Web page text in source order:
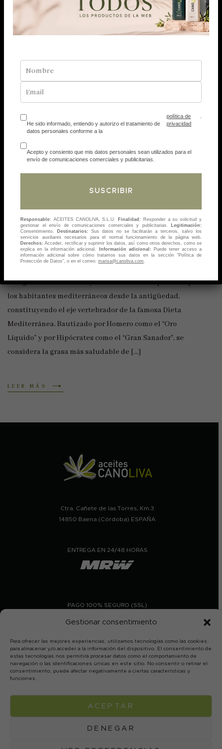
Gestionar consentimiento
Para ofrecer las mejores experiencias, utilizamos tecnologías como las cookies
para almacenar y/o acceder a la información del dispositivo. El consentimiento de
estas tecnologías nos permitirá procesar datos como el comportamiento de
navegación o las identificaciones únicas en este sitio. No consentir o retirar el
consentimiento, puede afectar negativamente a ciertas características y
funciones.
ACEPTAR
DENEGAR
FEB
Salud
El AOVE en clave
holística – Hipócrates
el ingrediente culinario y el remedio más importante para
los habitantes mediterráneos desde la antigüedad,
constituyendo el eje vertebrador de la famosa Dieta
Mediterránea. Bautizado por Homero como el “Oro
Líquido” y por Hipócrates como el “Gran Sanador”, se
considera la grasa más saludable de […]
LEER MÁS
Ctra. Cañete de las Torres, Km.3
14850 Baena (Córdoba) ESPAÑA
ENTREGA EN 24/48 HORAS
PAGO 100% SEGURO (SSL)
Aviso legal
Política de privacidad
Condiciones de venta y devolución
vacaciones de verano del 7 al 31 de agosto. Los pedidos
realizados durante este periodo se procesarán y enviarán a
partir del 31 de agosto, por orden de recepción. Disculpen
las molestias y gracias por su comprensión.
He sido informado, entiendo y autorizo el tratamiento de
datos personales conforme a la
política de
privacidad
Acepto y consiento que mis datos personales sean utilizados para el
envío de comunicaciones comerciales y publicitarias.
Responsable: ACEITES CANOLIVA, S.L.U. Finalidad:
Responder a su solicitud y
gestionar el envío de comunicaciones comerciales y publicitarias.
Legitimación:
Consentimiento.
Destinatarios: Sus datos no se facilitarán a terceros, salvo los
servicios auxiliares necesarios para el normal funcionamiento de la página web.
Derechos: Acceder, rectificar y suprimir los datos, así como otros derechos, como se
explica en la información adicional.
Información adicional: Puede tener acceso a
información adicional sobre cómo tratamos sus datos en la sección “Política de
Protección de Datos”, o en el correo: marisa@canoliva.com